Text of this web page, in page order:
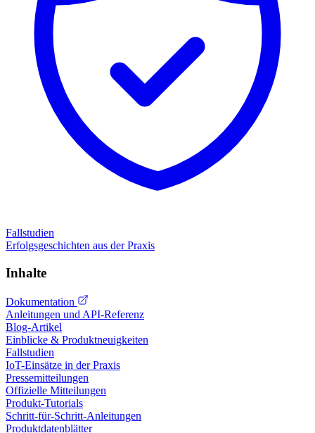
Fallstudien
Erfolgsgeschichten aus der Praxis
Inhalte
Dokumentation
Anleitungen und API-Referenz
Blog-Artikel
Einblicke & Produktneuigkeiten
Fallstudien
IoT-Einsätze in der Praxis
Pressemitteilungen
Offizielle Mitteilungen
Produkt-Tutorials
Schritt-für-Schritt-Anleitungen
Produktdatenblätter